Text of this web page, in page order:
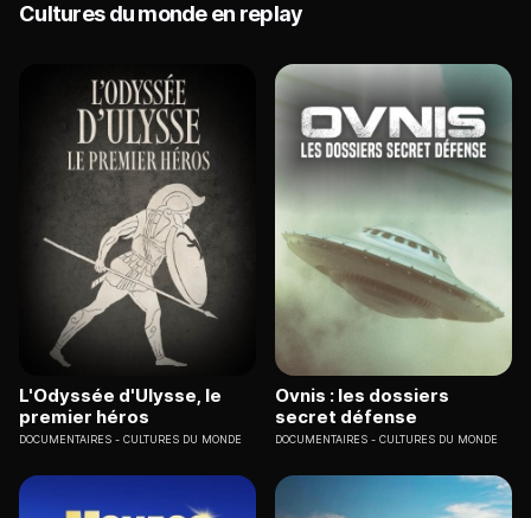
Cultures du monde en replay
L'Odyssée d'Ulysse, le
premier héros
DOCUMENTAIRES CULTURES DU MONDE
Ovnis : les dossiers
secret défense
DOCUMENTAIRES CULTURES DU MONDE